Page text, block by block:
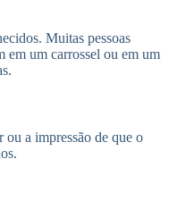
Muitas pessoas
em um carrossel ou em um
a impressão de que o